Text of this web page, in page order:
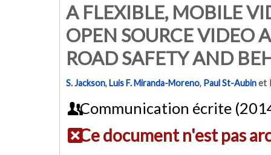
A FLEXIBLE, MOBILE
OPEN SOURCE VIDEO
ROAD SAFETY AND
S. Jackson,Luis F. Miranda-Moreno, Paul St-Aubinet
Communication écrite
Ce document n'est pas